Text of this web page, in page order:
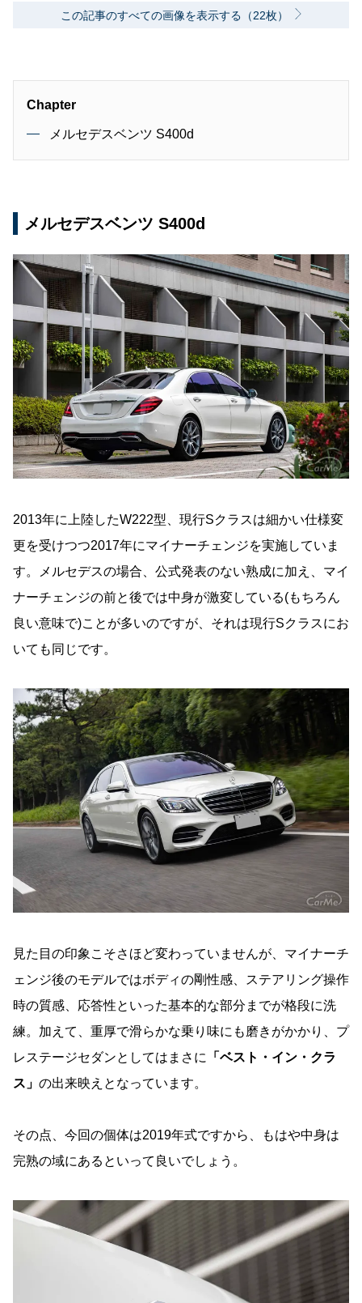
この記事のすべての画像を表示する（22枚）
Chapter
メルセデスベンツ S400d
メルセデスベンツ S400d
2013年に上陸したW222型、現行Sクラスは細かい仕様変
更を受けつつ2017年にマイナーチェンジを実施していま
す。メルセデスの場合、公式発表のない熟成に加え、マイ
ナーチェンジの前と後では中身が激変している(もちろん
良い意味で)ことが多いのですが、それは現行Sクラスにお
いても同じです。
見た目の印象こそさほど変わっていませんが、マイナーチ
ェンジ後のモデルではボディの剛性感、ステアリング操作
時の質感、応答性といった基本的な部分までが格段に洗
練。加えて、重厚で滑らかな乗り味にも磨きがかかり、プ
レステージセダンとしてはまさに
「ベスト・イン・クラ
ス」 の出来映えとなっています。
その点、今回の個体は2019年式ですから、もはや中身は
完熟の域にあるといって良いでしょう。